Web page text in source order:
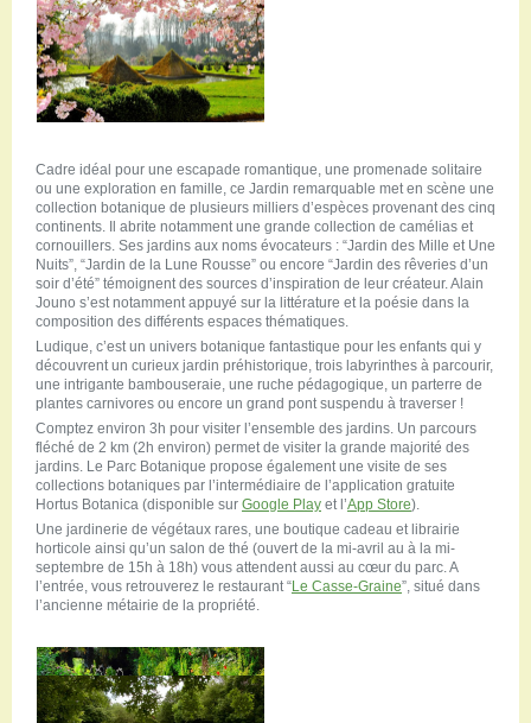
Cadre idéal pour une escapade romantique, une promenade solitaire
ou une exploration en famille, ce Jardin remarquable met en scène une
collection botanique de plusieurs milliers d’espèces provenant des cinq
continents. Il abrite notamment une grande collection de camélias et
cornouillers. Ses jardins aux noms évocateurs : “Jardin des Mille et Une
Nuits”, “Jardin de la Lune Rousse” ou encore “Jardin des rêveries d’un
soir d’été” témoignent des sources d’inspiration de leur créateur. Alain
Jouno s’est notamment appuyé sur la littérature et la poésie dans la
composition des différents espaces thématiques.
Ludique, c’est un univers botanique fantastique pour les enfants qui y
découvrent un curieux jardin préhistorique, trois labyrinthes à parcourir,
une intrigante bambouseraie, une ruche pédagogique, un parterre de
plantes carnivores ou encore un grand pont suspendu à traverser !
Comptez environ 3h pour visiter l’ensemble des jardins. Un parcours
fléché de 2 km (2h environ) permet de visiter la grande majorité des
jardins. Le Parc Botanique propose également une visite de ses
collections botaniques par l’intermédiaire de l’application gratuite
Hortus Botanica (disponible sur Google Play et l’App Store).
Une jardinerie de végétaux rares, une boutique cadeau et librairie
horticole ainsi qu’un salon de thé (ouvert de la mi-avril au à la mi-
septembre de 15h à 18h) vous attendent aussi au cœur du parc. A
l’entrée, vous retrouverez le restaurant “Le Casse-Graine”, situé dans
l’ancienne métairie de la propriété.